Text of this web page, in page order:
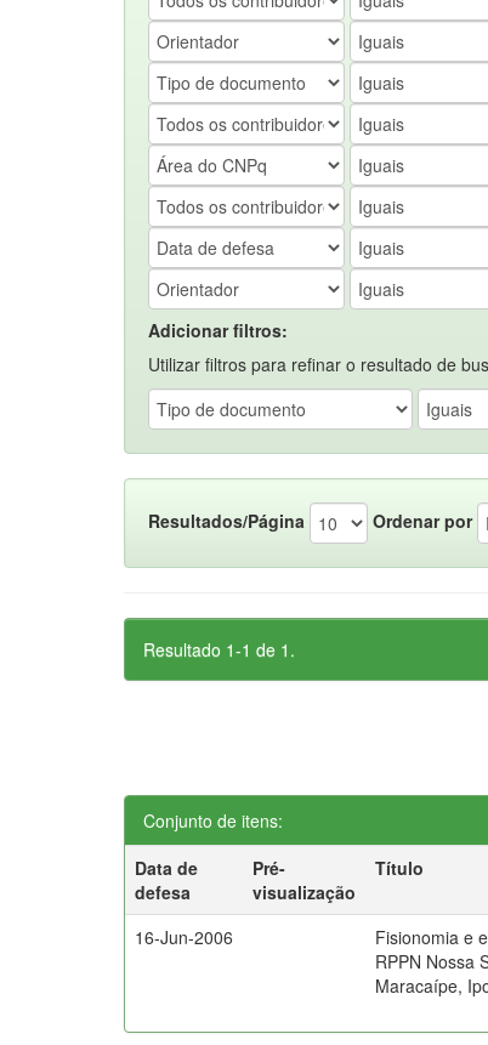
Adicionar filtros:
Utilizar filtros para refinar o resultado de
Resultados/Página Ordenar por
Resultado 1-1 de 1.
Conjunto de itens:
Data de
defesa
Pré-
visualização
Título
16-Jun-2006
Fisionomia e
RPPN Nossa
Maracaípe,